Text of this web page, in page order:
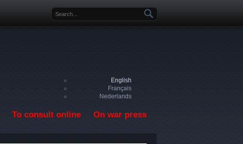
Search form
English
Français
Nederlands
To consult online On war press